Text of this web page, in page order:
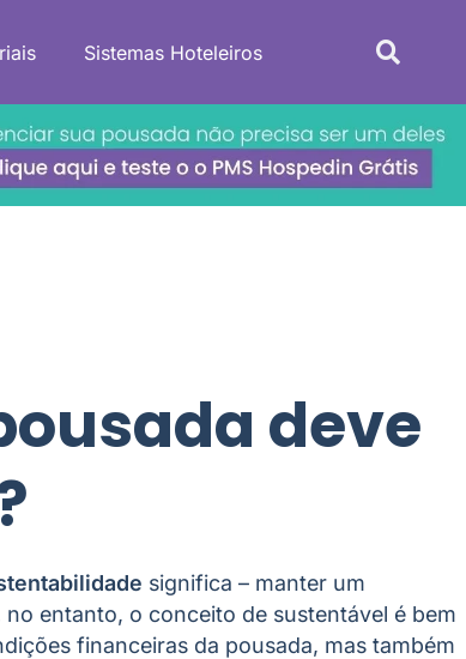
Sistemas Hoteleiros
deve
significa – manter um
entanto, o conceito de sustentável é bem
financeiras da pousada, mas também